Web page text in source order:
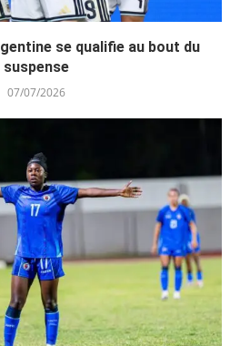
se qualifie au bout du
suspense
07/07/2026